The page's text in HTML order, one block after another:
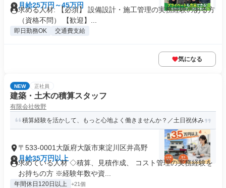
月給25万円～45万円
求める人材: 【必須】 設備設計・施工管理の実務経験のある方
（資格不問） 【歓迎】...
即日勤務OK 交通費支給
気になる
NEW 正社員
建築・土木の積算スタッフ
有限会社牧野
積算経験を活かして、もっと心地よく働きませんか？／土日祝休み
〒533-0001大阪府大阪市東淀川区井高野
月給35万円以上
求めている人材 ◇積算、見積作成、 コスト管理の実務経験を
お持ちの方 ※経験年数や資...
年間休日120日以上 +21個